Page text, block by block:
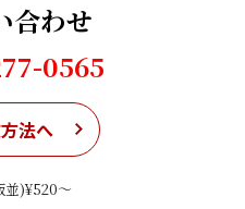
合わせ
0565
法へ
並)¥520〜